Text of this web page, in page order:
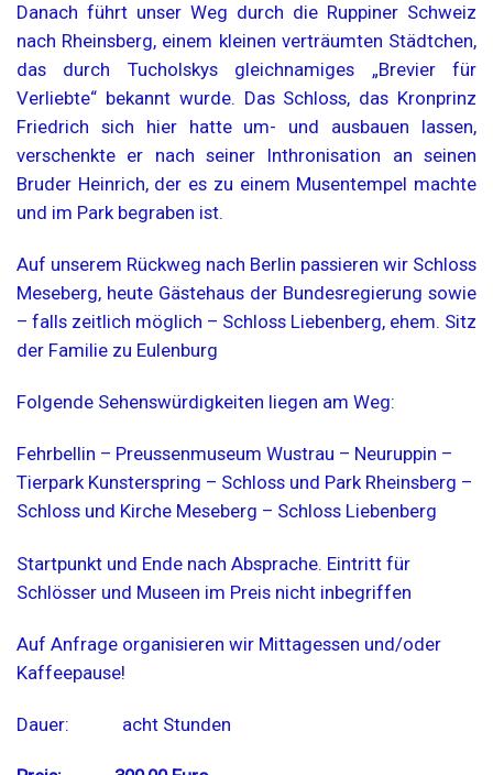
Danach führt unser Weg durch die Ruppiner Schweiz
nach Rheinsberg, einem kleinen verträumten Städtchen,
das durch Tucholskys gleichnamiges „Brevier für
Verliebte“ bekannt wurde. Das Schloss, das Kronprinz
Friedrich sich hier hatte um- und ausbauen lassen,
verschenkte er nach seiner Inthronisation an seinen
Bruder Heinrich, der es zu einem Musentempel machte
und im Park begraben ist.
Auf unserem Rückweg nach Berlin passieren wir Schloss
Meseberg, heute Gästehaus der Bundesregierung sowie
– falls zeitlich möglich – Schloss Liebenberg, ehem. Sitz
der Familie zu Eulenburg
Folgende Sehenswürdigkeiten liegen am Weg:
Fehrbellin – Preussenmuseum Wustrau – Neuruppin –
Tierpark Kunsterspring – Schloss und Park Rheinsberg –
Schloss und Kirche Meseberg – Schloss Liebenberg
Startpunkt und Ende nach Absprache. Eintritt für
Schlösser und Museen im Preis nicht inbegriffen
Auf Anfrage organisieren wir Mittagessen und/oder
Kaffeepause!
Dauer: acht Stunden